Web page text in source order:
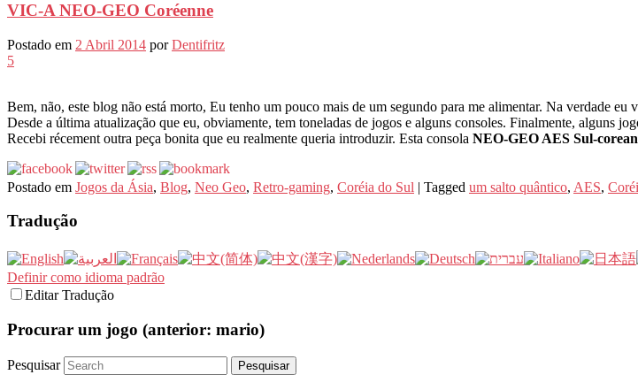
VIC-A NEO-GEO Coréenne
Postado em 2 Abril 2014 porDentifritz
5
Bem, não, este blog não está morto, Eu tenho um pouco mais de um segundo para me alimentar. Na verdade
Desde a última atualização que eu, obviamente, tem toneladas de jogos e alguns consoles. Finalmente, alguns
Recebi récement outra peça bonita que eu realmente queria introduzir. Esta consola NEO-GEO AES Sul-
Postado em Jogos da Ásia, Blog, Neo Geo, Retro-gaming, Coréia do Sul | Tagged um salto quântico, AES,
Tradução
Definir como idioma padrão
Editar Tradução
Procurar um jogo (anterior: mario)
Pesquisar